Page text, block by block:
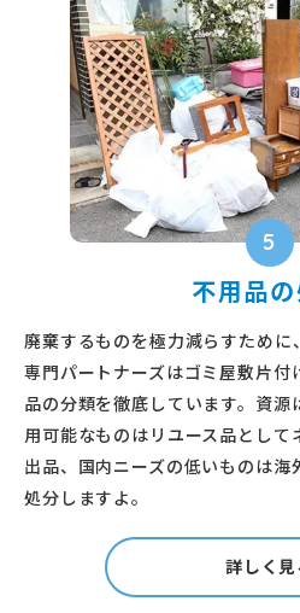
5
不用品
廃棄するものを極力減らすため
専門パートナーズはゴミ屋敷片付
品の分類を徹底しています。資源
用可能なものはリユース品として
出品、国内ニーズの低いものは海
処分しますよ。
詳しく見